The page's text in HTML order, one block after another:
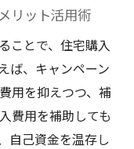
リット活用術
ことで、住宅購入
ば、キャンペーン
用を抑えつつ、補
費用を補助しても
自己資金を温存し